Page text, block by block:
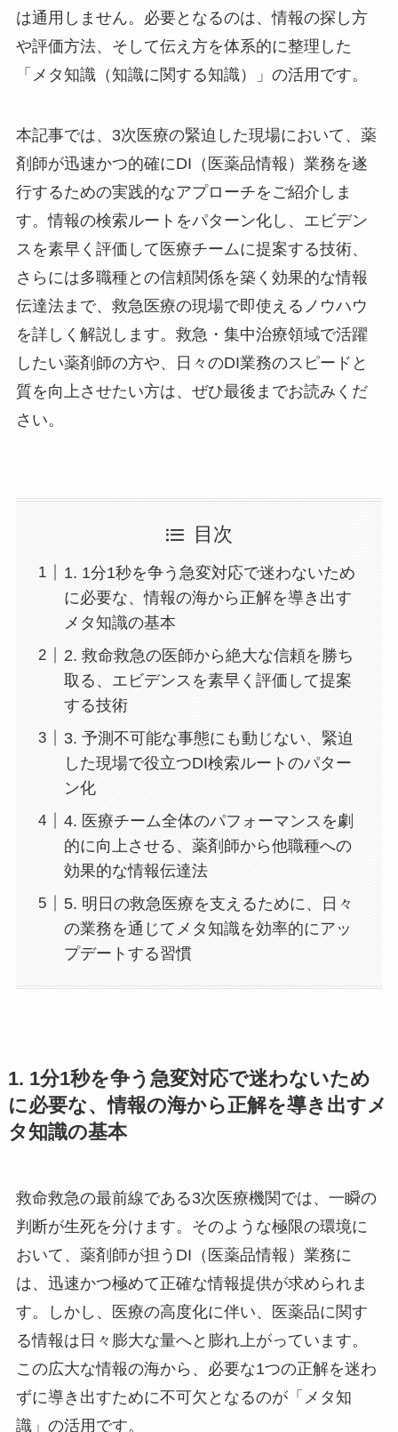
は通用しません。必要となるのは、情報の探し方
や評価方法、そして伝え方を体系的に整理した
「メタ知識（知識に関する知識）」の活用です。
本記事では、3次医療の緊迫した現場において、薬
剤師が迅速かつ的確にDI（医薬品情報）業務を遂
行するための実践的なアプローチをご紹介しま
す。情報の検索ルートをパターン化し、エビデン
スを素早く評価して医療チームに提案する技術、
さらには多職種との信頼関係を築く効果的な情報
伝達法まで、救急医療の現場で即使えるノウハウ
を詳しく解説します。救急・集中治療領域で活躍
したい薬剤師の方や、日々のDI業務のスピードと
質を向上させたい方は、ぜひ最後までお読みくだ
さい。
目次
1. 1分1秒を争う急変対応で迷わないため
に必要な、情報の海から正解を導き出す
メタ知識の基本
2. 救命救急の医師から絶大な信頼を勝ち
取る、エビデンスを素早く評価して提案
する技術
3. 予測不可能な事態にも動じない、緊迫
した現場で役立つDI検索ルートのパター
ン化
4. 医療チーム全体のパフォーマンスを劇
的に向上させる、薬剤師から他職種への
効果的な情報伝達法
5. 明日の救急医療を支えるために、日々
の業務を通じてメタ知識を効率的にアッ
プデートする習慣
1. 1分1秒を争う急変対応で迷わないため
に必要な、情報の海から正解を導き出すメ
タ知識の基本
救命救急の最前線である3次医療機関では、一瞬の
判断が生死を分けます。そのような極限の環境に
おいて、薬剤師が担うDI（医薬品情報）業務に
は、迅速かつ極めて正確な情報提供が求められま
す。しかし、医療の高度化に伴い、医薬品に関す
る情報は日々膨大な量へと膨れ上がっています。
この広大な情報の海から、必要な1つの正解を迷わ
ずに導き出すために不可欠となるのが「メタ知
識」の活用です。